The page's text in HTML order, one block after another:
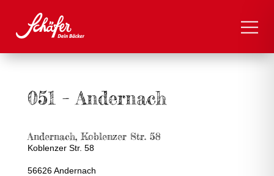
051 – Andernach
Andernach, Koblenzer Str. 58
Koblenzer Str. 58
56626 Andernach